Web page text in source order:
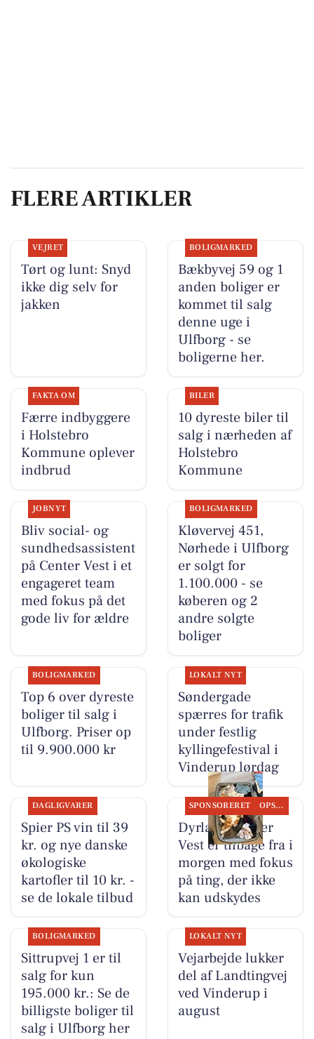
FLERE ARTIKLER
VEJRET
Tørt og lunt: Snyd
ikke dig selv for
jakken
BOLIGMARKED
Bækbyvej 59 og 1
anden boliger er
kommet til salg
denne uge i
Ulfborg - se
boligerne her.
FAKTA OM
Færre indbyggere
i Holstebro
Kommune oplever
indbrud
BILER
10 dyreste biler til
salg i nærheden af
Holstebro
Kommune
JOBNYT
Bliv social- og
sundhedsassistent
på Center Vest i et
engageret team
med fokus på det
gode liv for ældre
BOLIGMARKED
Kløvervej 451,
Nørhede i Ulfborg
er solgt for
1.100.000 - se
køberen og 2
andre solgte
boliger
BOLIGMARKED
Top 6 over dyreste
boliger til salg i
Ulfborg. Priser op
til 9.900.000 kr
LOKALT NYT
Søndergade
spærres for trafik
under festlig
kyllingefestival i
Vinderup lørdag
DAGLIGVARER
Spier PS vin til 39
kr. og nye danske
økologiske
kartofler til 10 kr. -
se de lokale tilbud
SPONSORERET OPSLAGSTAVLEN
Dyrlæge Center
Vest er tilbage fra i
morgen med fokus
på ting, der ikke
kan udskydes
BOLIGMARKED
Sittrupvej 1 er til
salg for kun
195.000 kr.: Se de
billigste boliger til
salg i Ulfborg her
LOKALT NYT
Vejarbejde lukker
del af Landtingvej
ved Vinderup i
august